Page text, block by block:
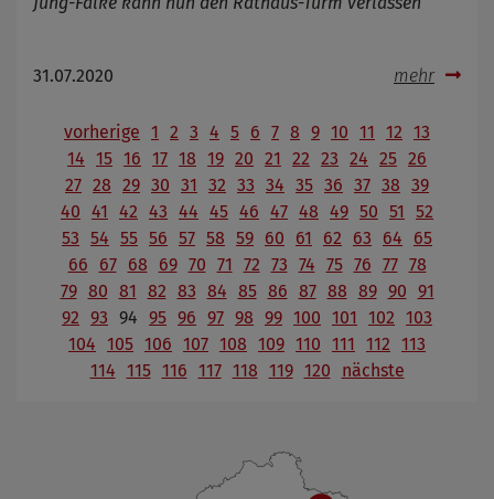
31.07.2020 mehr
vorherige 1 2 3 4 5 6 7 8 9 10 11 12 13
14 15 16 17 18 19 20 21 22 23 24 25 26
27 28 29 30 31 32 33 34 35 36 37 38 39
40 41 42 43 44 45 46 47 48 49 50 51
52
53 54 55 56 57 58 59 60 61 62 63 64
65
66
67 68 69 70 71 72 73 74 75 76 77 78
79 80 81 82 83 84 85 86 87 88 89 90 91
92 93 94 95 96 97 98 99 100 101 102 103
104 105 106 107 108 109 110 111 112 113
114 115 116 117 118 119 120 nächste